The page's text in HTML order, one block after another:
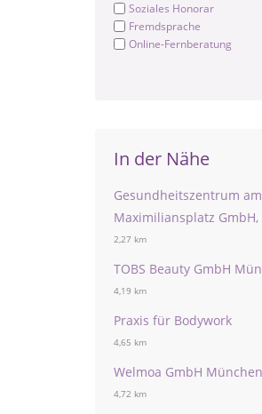
Soziales Honorar
Fremdsprache
Online-Fernberatung
In der Nähe
Gesundheitszentrum am
Maximiliansplatz
2,27 km
TOBS Beauty GmbH
4,19 km
Praxis für Bodywork
4,65 km
Welmoa GmbH München
4,72 km